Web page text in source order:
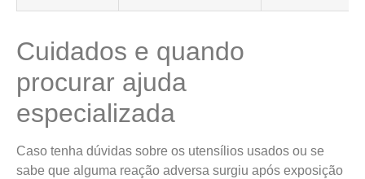
Cuidados e quando
procurar ajuda
especializada
Caso tenha dúvidas sobre os utensílios usados ou se
sabe que alguma reação adversa surgiu após exposição